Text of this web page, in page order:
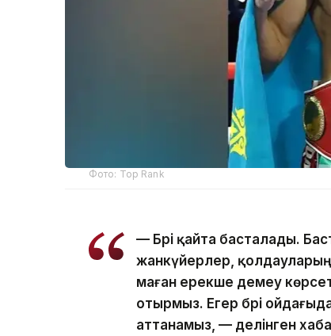
Фото: Top Rank
— Бәрі қайта басталады.
жанкүйерлер,
маған ерекше демеу
отырмыз. Егер бәрі
аттанамыз, — делінген